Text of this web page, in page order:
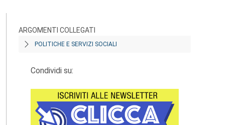
ARGOMENTI COLLEGATI
POLITICHE E SERVIZI SOCIALI
Condividi su: